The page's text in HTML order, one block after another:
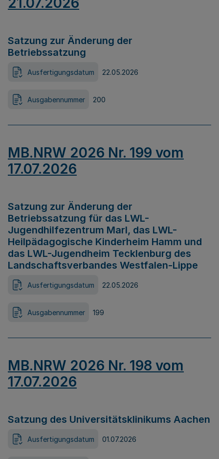
Satzung zur Änderung der
Betriebssatzung
Ausfertigungsdatum 22.05.2026
Ausgabennummer 200
MB.NRW 2026 Nr. 199 vom
17.07.2026
Satzung zur Änderung der
Betriebssatzung für das LWL-
Jugendhilfezentrum Marl, das LWL-
Heilpädagogische Kinderheim Hamm und
das LWL-Jugendheim Tecklenburg des
Landschaftsverbandes Westfalen-Lippe
Ausfertigungsdatum 22.05.2026
Ausgabennummer 199
MB.NRW 2026 Nr. 198 vom
17.07.2026
Satzung des Universitätsklinikums Aachen
Ausfertigungsdatum 01.07.2026